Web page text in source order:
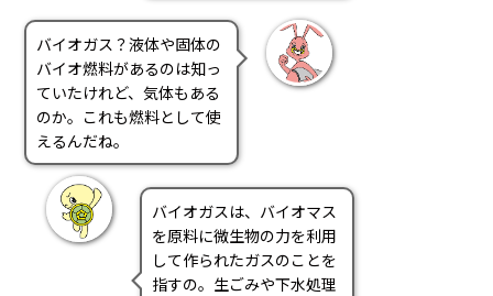
バイオガス？液体や固体の
バイオ燃料があるのは知っ
ていたけれど、気体もある
のか。これも燃料として使
えるんだね。
バイオガスは、バイオマス
を原料に微生物の力を利用
して作られたガスのことを
指すの。生ごみや下水処理